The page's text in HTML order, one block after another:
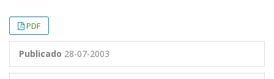
PDF
Publicado 28-07-2003